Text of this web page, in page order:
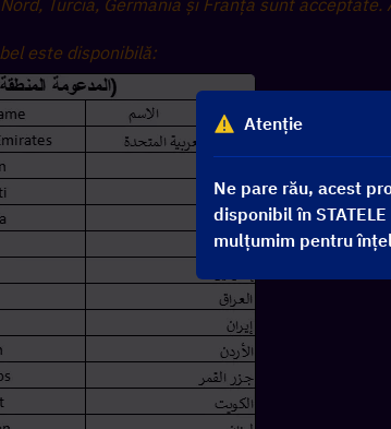
Atenție
Ne pare rău, acest
disponibil în
mulțumim pentru
Turcia, Germania și Franța sunt acceptate.
este disponibilă: